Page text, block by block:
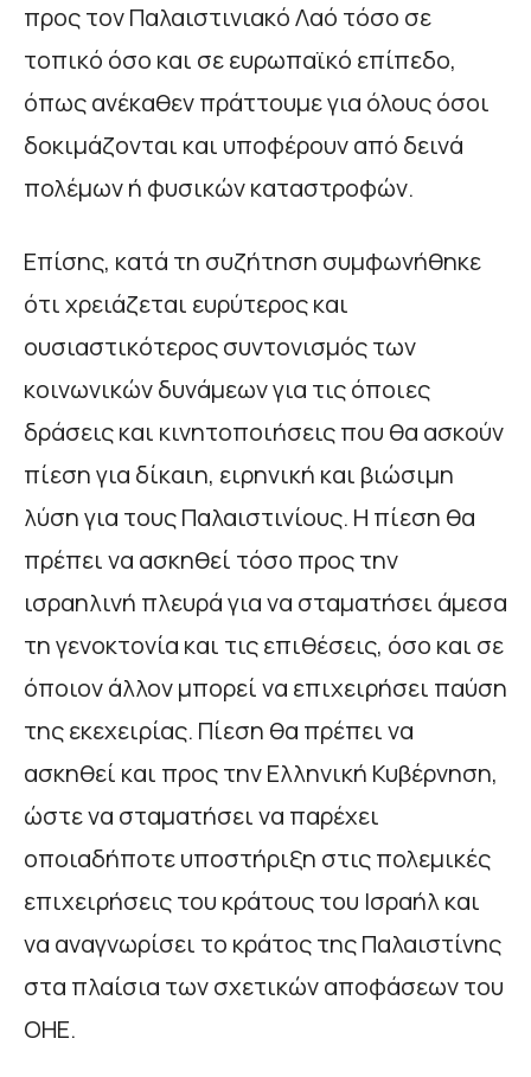
προς τον Παλαιστινιακό Λαό τόσο σε
τοπικό όσο και σε ευρωπαϊκό επίπεδο,
όπως ανέκαθεν πράττουμε για όλους όσοι
δοκιμάζονται και υποφέρουν από δεινά
πολέμων ή φυσικών καταστροφών.
Επίσης, κατά τη συζήτηση συμφωνήθηκε
ότι χρειάζεται ευρύτερος και
ουσιαστικότερος συντονισμός των
κοινωνικών δυνάμεων για τις όποιες
δράσεις και κινητοποιήσεις που θα ασκούν
πίεση για δίκαιη, ειρηνική και βιώσιμη
λύση για τους Παλαιστινίους. Η πίεση θα
πρέπει να ασκηθεί τόσο προς την
ισραηλινή πλευρά για να σταματήσει άμεσα
τη γενοκτονία και τις επιθέσεις, όσο και σε
όποιον άλλον μπορεί να επιχειρήσει παύση
της εκεχειρίας. Πίεση θα πρέπει να
ασκηθεί και προς την Ελληνική Κυβέρνηση,
ώστε να σταματήσει να παρέχει
οποιαδήποτε υποστήριξη στις πολεμικές
επιχειρήσεις του κράτους του Ισραήλ και
να αναγνωρίσει το κράτος της Παλαιστίνης
στα πλαίσια των σχετικών αποφάσεων του
ΟΗΕ.